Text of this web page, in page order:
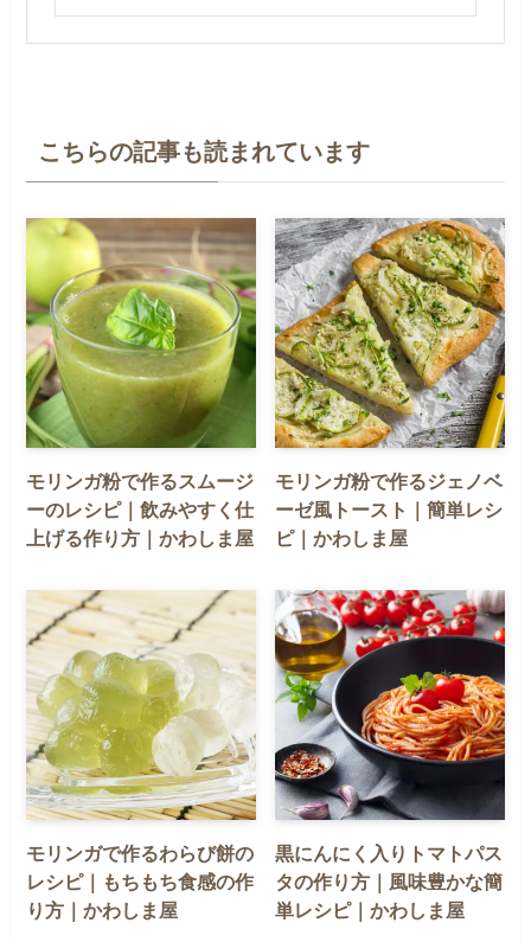
こちらの記事も読まれています
モリンガ粉で作るスムージ
ーのレシピ｜飲みやすく仕
上げる作り方｜かわしま屋
モリンガ粉で作るジェノベ
ーゼ風トースト｜簡単レシ
ピ｜かわしま屋
モリンガで作るわらび餅の
レシピ｜もちもち食感の作
り方｜かわしま屋
黒にんにく入りトマトパス
タの作り方｜風味豊かな簡
単レシピ｜かわしま屋